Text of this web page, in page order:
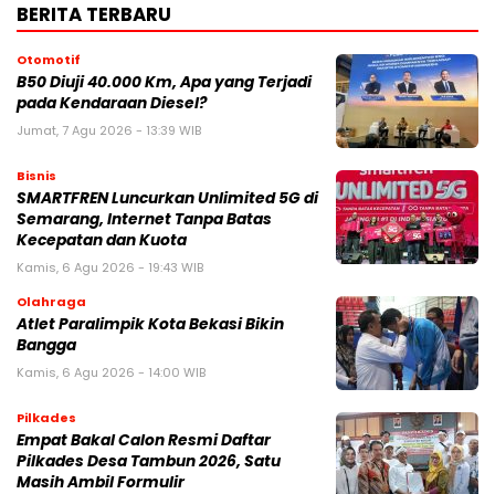
BERITA TERBARU
Otomotif
B50 Diuji 40.000 Km, Apa yang Terjadi
pada Kendaraan Diesel?
Jumat, 7 Agu 2026 - 13:39 WIB
Bisnis
SMARTFREN Luncurkan Unlimited 5G di
Semarang, Internet Tanpa Batas
Kecepatan dan Kuota
Kamis, 6 Agu 2026 - 19:43 WIB
Olahraga
Atlet Paralimpik Kota Bekasi Bikin
Bangga
Kamis, 6 Agu 2026 - 14:00 WIB
Pilkades
Empat Bakal Calon Resmi Daftar
Pilkades Desa Tambun 2026, Satu
Masih Ambil Formulir